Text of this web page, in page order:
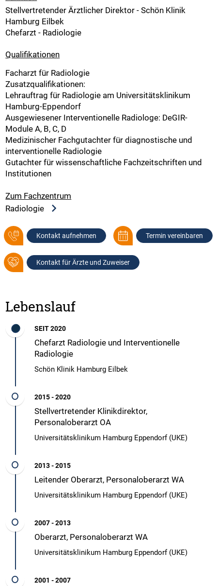
Stellvertretender Ärztlicher Direktor - Schön Klinik
Hamburg Eilbek
Chefarzt - Radiologie
Qualifikationen
Facharzt für Radiologie
Zusatzqualifikationen:
Lehrauftrag für Radiologie am Universitätsklinikum
Hamburg-Eppendorf
Ausgewiesener Interventionelle Radiologe: DeGIR-
Module A, B, C, D
Medizinischer Fachgutachter für diagnostische und
interventionelle Radiologie
Gutachter für wissenschaftliche Fachzeitschriften und
Institutionen
Zum Fachzentrum
Radiologie
Kontakt aufnehmen Termin vereinbaren
Kontakt für Ärzte und Zuweiser
Lebenslauf
SEIT 2020
Chefarzt Radiologie und Interventionelle
Radiologie
Schön Klinik Hamburg Eilbek
2015 - 2020
Stellvertretender Klinikdirektor,
Personaloberarzt OA
Universitätsklinikum Hamburg Eppendorf (UKE)
2013 - 2015
Leitender Oberarzt, Personaloberarzt WA
Universitätsklinikum Hamburg Eppendorf (UKE)
2007 - 2013
Oberarzt, Personaloberarzt WA
Universitätsklinikum Hamburg Eppendorf (UKE)
2001 - 2007